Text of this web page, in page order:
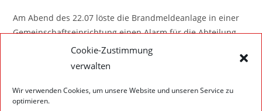
Cookie-Zustimmung
verwalten
Wir verwenden Cookies, um unsere Website und unseren Service zu
optimieren.
Am Abend des 22.07 löste die Brandmeldeanlage in einer
Gemeinschaftseinrichtung einen Alarm für die Abteilung
Walldürn aus. Nach erster Begehung konnte jedoch
Entwarnung gegeben werden, es war Essen auf dem Herd
Öffnen der Fenster behoben werden, wodurch kein
Eingreifen der Feuerwehr von Nöten war.